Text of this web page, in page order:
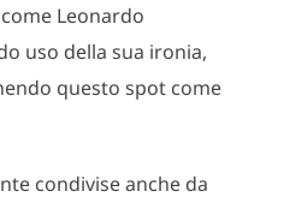
Leonardo
uso della sua ironia,
questo spot come
condivise anche da